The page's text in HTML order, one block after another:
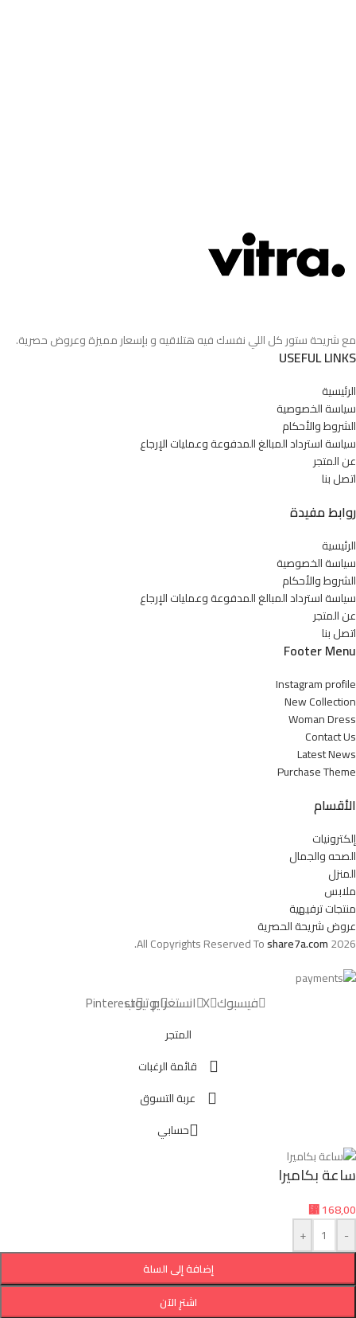
مع شريحة ستور كل اللي نفسك فيه هتلاقيه و بإسعار مميزة وعروض حصرية.
USEFUL LINKS
الرئيسية
سياسة الخصوصية
الشروط والأحكام
سياسة استرداد المبالغ المدفوعة وعمليات الإرجاع
عن المتجر
اتصل بنا
روابط مفيدة
الرئيسية
سياسة الخصوصية
الشروط والأحكام
سياسة استرداد المبالغ المدفوعة وعمليات الإرجاع
عن المتجر
اتصل بنا
Footer Menu
Instagram profile
New Collection
Woman Dress
Contact Us
Latest News
Purchase Theme
الأقسام
إلكترونيات
الصحه والجمال
المنزل
ملابس
منتجات ترفيهية
عروض شريحة الحصرية
All Copyrights Reserved Toshare7a.com2026.
فيسبوك X انستغراميوتيوبPinterest
المتجر
قائمة الرغبات
عربة التسوق
حسابي
ساعة بكاميرا
⃁168,00
-
+
إضافة إلى السلة
اشترِ الآن